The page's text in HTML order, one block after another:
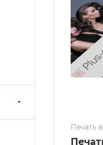
Печать